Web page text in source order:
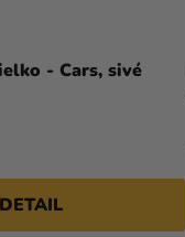
- Cars, sivé
DETAIL